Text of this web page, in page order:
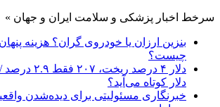
سرخط اخبار پزشکی و سلامت ایران و جهان »
بنزین ارزان یا خودروی گران؟ هزینه
چیست؟
دلار ۴ درصد
دلار کوتاه می‌آید؟
خبرنگاری مسئولیتی برای دیده‌شدن